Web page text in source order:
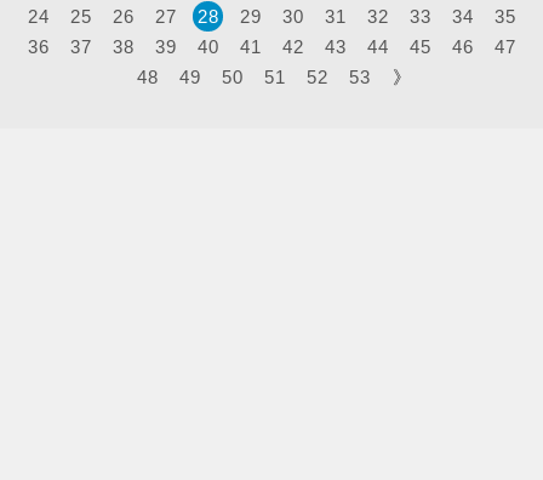
24
25 26 27 28 29 30 31 32 33 34
35
36
37 38 39 40 41 42 43 44 45 46
47
48
49 50 51 52 53 》